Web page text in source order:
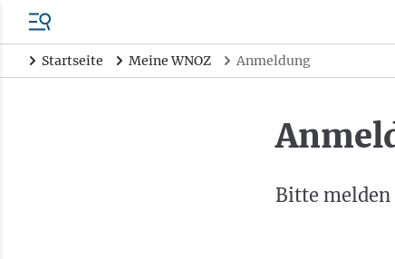
Startseite Meine WNOZ Anmeldung
Bitte melden